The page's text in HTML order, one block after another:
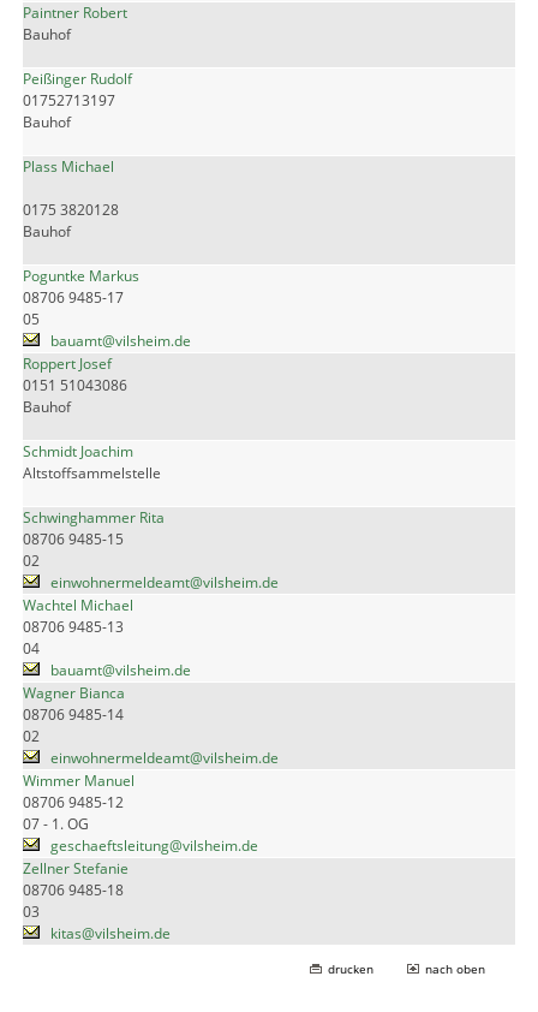
Paintner Robert
Bauhof
Peißinger Rudolf
01752713197
Bauhof
Plass Michael
0175 3820128
Bauhof
Poguntke Markus
08706 9485-17
05
bauamt@vilsheim.de
Roppert Josef
0151 51043086
Bauhof
Schmidt Joachim
Altstoffsammelstelle
Schwinghammer Rita
08706 9485-15
02
einwohnermeldeamt@vilsheim.de
Wachtel Michael
08706 9485-13
04
bauamt@vilsheim.de
Wagner Bianca
08706 9485-14
02
einwohnermeldeamt@vilsheim.de
Wimmer Manuel
08706 9485-12
07 - 1. OG
geschaeftsleitung@vilsheim.de
Zellner Stefanie
08706 9485-18
03
kitas@vilsheim.de
drucken nach oben